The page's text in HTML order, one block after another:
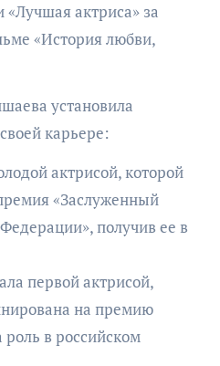
актриса» за
«История любви,
установила
карьере:
актрисой, которой
«Заслуженный
получив ее в
первой актрисой,
на премию
роль в российском